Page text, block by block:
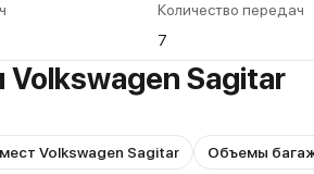
Количество передач
7
Volkswagen Sagitar
Volkswagen Sagitar Объемы